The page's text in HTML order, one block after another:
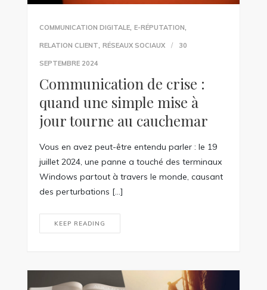
COMMUNICATION DIGITALE, E-RÉPUTATION,
RELATION CLIENT, RÉSEAUX SOCIAUX 30
SEPTEMBRE 2024
Communication de crise :
quand une simple mise à
jour tourne au cauchemar
Vous en avez peut-être entendu parler : le 19
juillet 2024, une panne a touché des terminaux
Windows partout à travers le monde, causant
des perturbations […]
KEEP READING